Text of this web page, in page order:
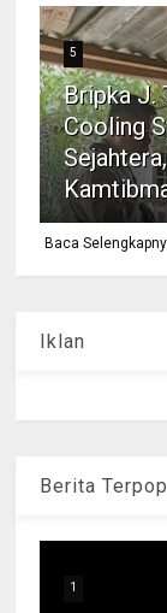
5
Bripka J.
Cooling
Baca
Iklan
Berita
1